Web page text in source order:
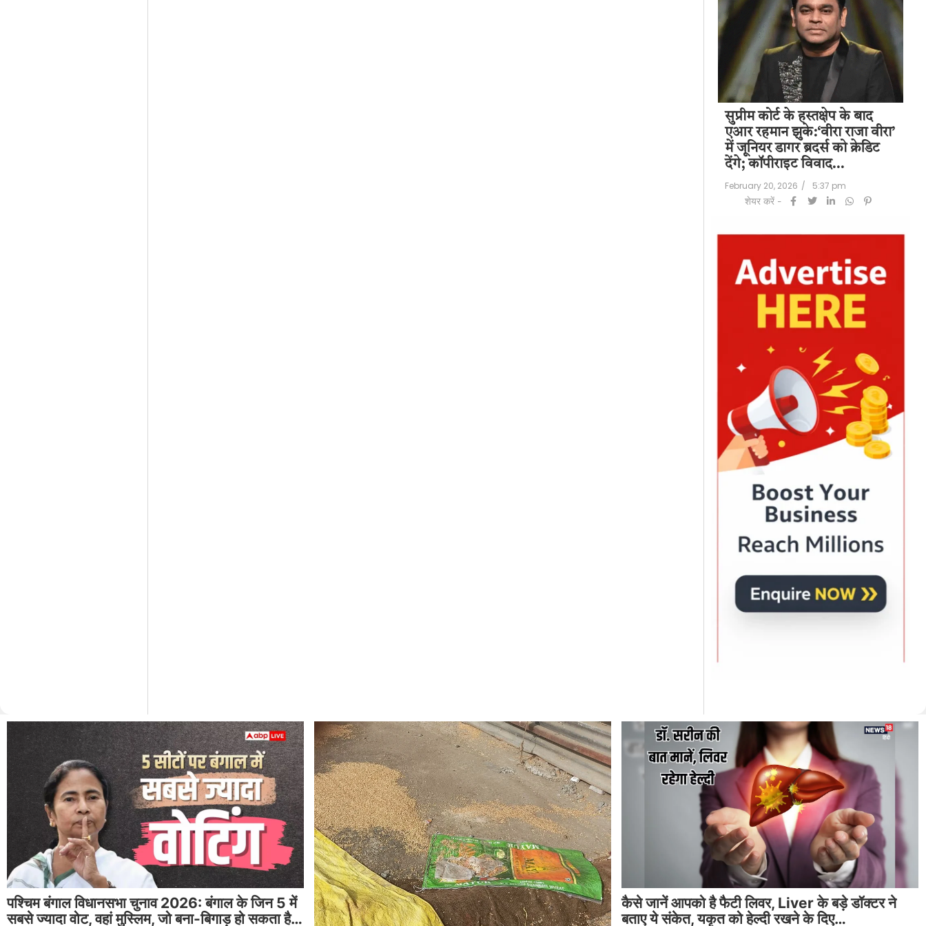
सुप्रीम कोर्ट के हस्तक्षेप के बाद
एआर रहमान झुके:‘वीरा राजा वीरा’
में जूनियर डागर ब्रदर्स को क्रेडिट
देंगे; कॉपीराइट विवाद…
February 20, 2026 /
5:37 pm
शेयर करें -
पश्चिम बंगाल विधानसभा चुनाव 2026: बंगाल के जिन 5 में
सबसे ज्यादा वोट, वहां मुस्लिम, जो बना-बिगाड़ हो सकता है…
कैसे जानें आपको है फैटी लिवर, Liver के बड़े डॉक्टर ने
बताए ये संकेत, यकृत को हेल्दी रखने के दिए…